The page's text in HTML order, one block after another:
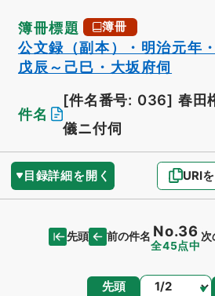
簿冊標題 簿冊
公文録（副本）・明治元年
戊辰～己巳・大坂府伺
件名
[件名番号: 036] 春田
儀ニ付伺
目録詳細を開く URI
先頭 前の件名 No.36
全45点中
次
先頭 ページ